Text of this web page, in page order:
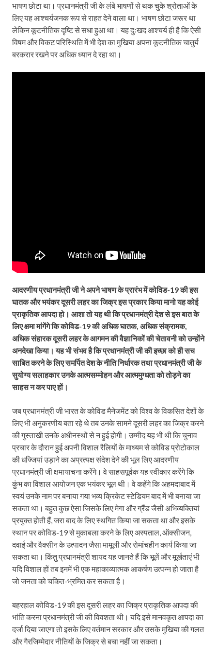
भाषण छोटा था। प्रधानमंत्री जी के लंबे भाषणों से थक चुके श्रोताओं के
लिए यह आश्चर्यजनक रूप से राहत देने वाला था। भाषण छोटा जरूर था
लेकिन कूटनीतिक दृष्टि से सधा हुआ था। यह दुःखद आश्चर्य ही है कि ऐसी
विषम और विकट परिस्थिति में भी देश का मुखिया अपना कूटनीतिक चातुर्य
बरकरार रखने पर अधिक ध्यान दे रहा था।
आदरणीय प्रधानमंत्री जी ने अपने भाषण के प्रारंभ में कोविड-19 की इस
घातक और भयंकर दूसरी लहर का जिक्र इस प्रकार किया मानो यह कोई
प्राकृतिक आपदा हो। आशा तो यह थी कि प्रधानमंत्री देश से इस बात के
लिए क्षमा मांगेंगे कि कोविड-19 की अधिक घातक, अधिक संक्रामक,
अधिक संहारक दूसरी लहर के आगमन की वैज्ञानिकों की चेतावनी को उन्होंने
अनदेखा किया। यह भी संभव है कि प्रधानमंत्री जी की इच्छा को ही सच
साबित करने के लिए समर्पित देश के नीति निर्धारक तथा प्रधानमंत्री जी के
सुयोग्य सलाहकार उनके आत्मसम्मोहन और आत्ममुग्धता को तोड़ने का
साहस न कर पाए हों।
जब प्रधानमंत्री जी भारत के कोविड मैनेजमेंट को विश्व के विकसित देशों के
लिए भी अनुकरणीय बता रहे थे तब उनके सामने दूसरी लहर का जिक्र करने
की गुस्ताखी उनके अधीनस्थों से न हुई होगी। उम्मीद यह भी थी कि चुनाव
प्रचार के दौरान हुई अपनी विशाल रैलियों के माध्यम से कोविड प्रोटोकाल
की धज्जियां उड़ाने का अप्रत्यक्ष संदेश देने की भूल लिए आदरणीय
प्रधानमंत्री जी क्षमायाचना करेंगे। वे साहसपूर्वक यह स्वीकार करेंगे कि
कुंभ का विशाल आयोजन एक भयंकर भूल थी। वे कहेंगे कि अहमदाबाद में
स्वयं उनके नाम पर बनाया गया भव्य क्रिकेट स्टेडियम बाद में भी बनाया जा
सकता था। बहुत कुछ ऐसा जिसके लिए मेगा और ग्रैंड जैसी अभिव्यक्तियां
प्रयुक्त होती हैं, जरा बाद के लिए स्थगित किया जा सकता था और इसके
स्थान पर कोविड-19 से मुकाबला करने के लिए अस्पताल, ऑक्सीजन,
दवाई और वैक्सीन के उत्पादन जैसा मामूली और रोमांचहीन कार्य किया जा
सकता था। किंतु प्रधानमंत्री शायद यह जानते हैं कि भूलें और मूर्खताएं भी
यदि विशाल हों तब इनमें भी एक महाकाव्यात्मक आकर्षण उत्पन्न हो जाता है
जो जनता को चकित-भ्रमित कर सकता है।
बहरहाल कोविड-19 की इस दूसरी लहर का जिक्र प्राकृतिक आपदा की
भांति करना प्रधानमंत्री जी की विवशता थी। यदि इसे मानवकृत आपदा का
दर्जा दिया जाएगा तो इसके लिए वर्तमान सरकार और उसके मुखिया की गलत
और गैरजिम्मेदार नीतियों के जिक्र से बचा नहीं जा सकता।